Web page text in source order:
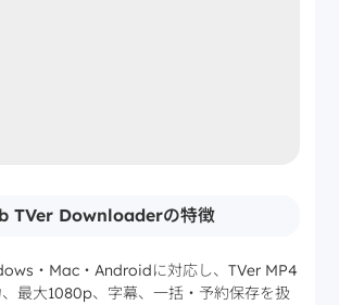
TVer Downloaderの特徴
・Mac・Androidに対応し、TVer MP4
最大1080p、字幕、一括・予約保存を扱